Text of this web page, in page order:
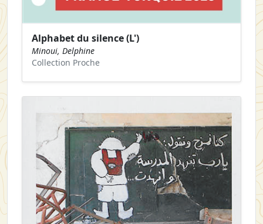
Alphabet du silence (L')
Minoui, Delphine
Collection Proche